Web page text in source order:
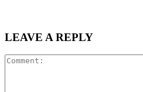
LEAVE A REPLY